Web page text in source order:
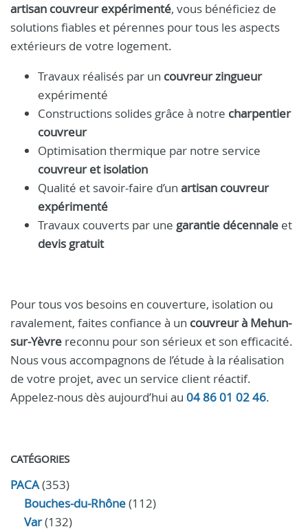
artisan couvreur expérimenté, vous bénéficiez de
solutions fiables et pérennes pour tous les aspects
extérieurs de votre logement.
Travaux réalisés par un couvreur zingueur
expérimenté
Constructions solides grâce à notre charpentier
couvreur
Optimisation thermique par notre service
couvreur et isolation
Qualité et savoir-faire d’un artisan couvreur
expérimenté
Travaux couverts par une garantie décennale et
devis gratuit
Pour tous vos besoins en couverture, isolation ou
ravalement, faites confiance à un couvreur à Mehun-
sur-Yèvre reconnu pour son sérieux et son efficacité.
Nous vous accompagnons de l’étude à la réalisation
de votre projet, avec un service client réactif.
Appelez-nous dès aujourd’hui au 04 86 01 02 46.
CATÉGORIES
PACA(353)
Bouches-du-Rhône(112)
Var(132)